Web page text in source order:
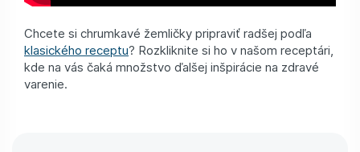
Chcete si chrumkavé žemličky pripraviť radšej podľa
klasického receptu? Rozkliknite si ho v našom receptári,
kde na vás čaká množstvo ďalšej inšpirácie na zdravé
varenie.